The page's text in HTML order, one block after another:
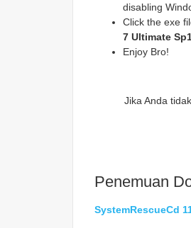
disabling
Click the exe
7 Ultimate
Enjoy Bro!
Jika Anda
Penemuan
SystemRescueCd